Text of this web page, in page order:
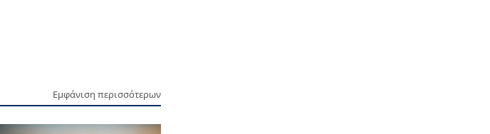
Εμφάνιση περισσότερων